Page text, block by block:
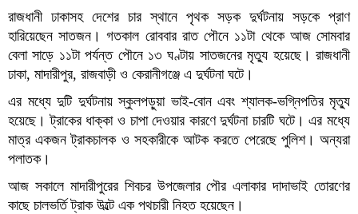
রাজধানী ঢাকাসহ দেশের চার স্থানে পৃথক সড়ক দুর্ঘটনায় সড়কে প্রাণ
হারিয়েছেন সাতজন। গতকাল রোববার রাত পৌনে ১১টা থেকে আজ সোমবার
বেলা সাড়ে ১১টা পর্যন্ত পৌনে ১৩ ঘণ্টায় সাতজনের মৃত্যু হয়েছে। রাজধানী
ঢাকা, মাদারীপুর, রাজবাড়ী ও কেরানীগঞ্জে এ দুর্ঘটনা ঘটে।
এর মধ্যে দুটি দুর্ঘটনায় স্কুলপড়ুয়া ভাই-বোন এবং শ্যালক-ভগ্নিপতির মৃত্যু
হয়েছে। ট্রাকের ধাক্কা ও চাপা দেওয়ার কারণে দুর্ঘটনা চারটি ঘটে। এর মধ্যে
মাত্র একজন ট্রাকচালক ও সহকারীকে আটক করতে পেরেছে পুলিশ। অন্যরা
পলাতক।
আজ সকালে মাদারীপুরের শিবচর উপজেলার পৌর এলাকার দাদাভাই তোরণের
কাছে চালভর্তি ট্রাক উল্টে এক পথচারী নিহত হয়েছেন।